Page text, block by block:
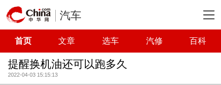
汽车
首页 文章 选车 汽修 百科
提醒换机油还可以跑多久
2022-04-03 15:15:13